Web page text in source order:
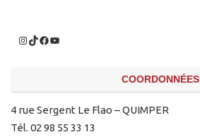
COORDONNÉES
4 rue Sergent Le Flao – QUIMPER
Tél. 02 98 55 33 13